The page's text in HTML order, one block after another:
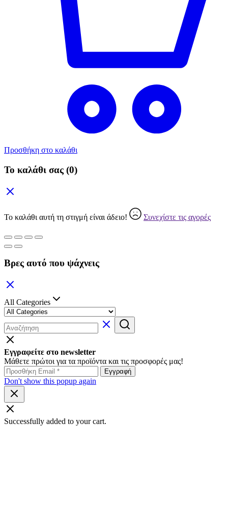
Προσθήκη στο καλάθι
Το καλάθι σας (0)
Το καλάθι αυτή τη στιγμή είναι άδειο! Συνεχίστε τις αγορές
Βρες αυτό που ψάχνεις
All Categories
Εγγραφείτε στο newsletter
Μάθετε πρώτοι για τα προϊόντα και τις προσφορές μας!
Don't show this popup again
Successfully added to your cart.